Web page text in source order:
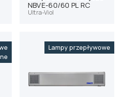
NBVE-60/60 PL RC
Ultra-Viol
Lampy przepływowe